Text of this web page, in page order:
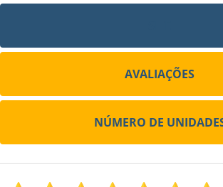
AVALIAÇÕES
NÚMERO DE